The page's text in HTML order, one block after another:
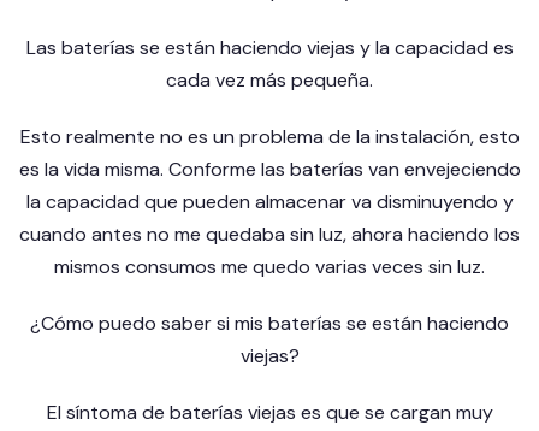
Las baterías se están haciendo viejas y la capacidad es
cada vez más pequeña.
Esto realmente no es un problema de la instalación, esto
es la vida misma. Conforme las baterías van envejeciendo
la capacidad que pueden almacenar va disminuyendo y
cuando antes no me quedaba sin luz, ahora haciendo los
mismos consumos me quedo varias veces sin luz.
¿Cómo puedo saber si mis baterías se están haciendo
viejas?
El síntoma de baterías viejas es que se cargan muy